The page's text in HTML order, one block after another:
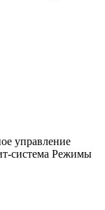
управление
система Режимы